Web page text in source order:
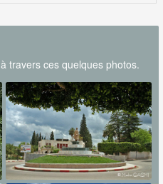
à travers ces quelques photos.